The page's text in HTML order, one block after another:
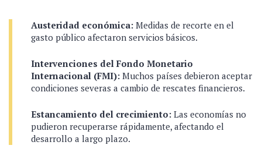
Austeridad económica: Medidas de recorte en el
gasto público afectaron servicios básicos.
Intervenciones del Fondo Monetario
Internacional (FMI): Muchos países debieron aceptar
condiciones severas a cambio de rescates financieros.
Estancamiento del crecimiento: Las economías no
pudieron recuperarse rápidamente, afectando el
desarrollo a largo plazo.